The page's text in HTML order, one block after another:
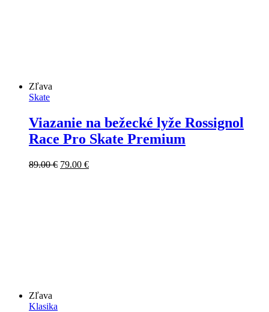
Zľava
Skate
Viazanie na bežecké lyže Rossignol
Race Pro Skate Premium
89.00€ Pôvodná
79.00 €Aktuálna
Zľava
Klasika